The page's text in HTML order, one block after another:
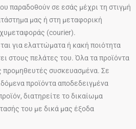
παραδοθούν σε εσάς μέχρι τη στιγμή
μας ή στη μεταφορική
(courier).
για ελαττώματα ή κακή ποιότητα
στους πελάτες του. Όλα τα προϊόντα
προμηθευτές συσκευασμένα. Σε
προϊόντα αποδεδειγμένα
διατηρείτε το δικαίωμα
του με δικά μας έξοδα